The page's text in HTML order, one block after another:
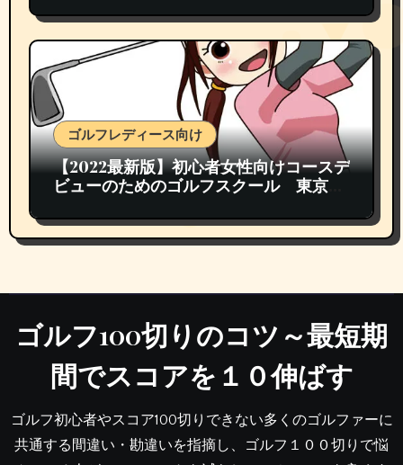
ゴルフレディース向け
【2022最新版】初心者女性向けコースデ
ビューのためのゴルフスクール 東京都
ゴルフ100切りのコツ～最短期
間でスコアを１０伸ばす
ゴルフ初心者やスコア100切りできない多くのゴルファーに
共通する間違い・勘違いを指摘し、ゴルフ１００切りで悩